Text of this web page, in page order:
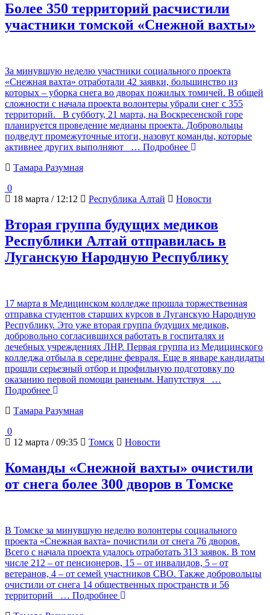
Более 350 территорий расчистили
участники томской «Снежной вахты»
За минувшую неделю участники социального проекта
«Снежная вахта» отработали 42 заявки, большинство из
которых – уборка снега во дворах пожилых томичей. В общей
сложности с начала проекта волонтеры убрали снег с 355
территорий. В субботу, 21 марта, на Воскресенской горе
планируется проведение медианы проекта. Добровольцы
подведут промежуточные итоги, назовут команды, которые
активнее других выполняют
… Подробнее
Тамара Разумная
0
18 марта / 12:12
Республика Алтай Новости
Вторая группа будущих медиков
Республики Алтай отправилась в
Луганскую Народную Республику
17 марта в Медицинском колледже прошла торжественная
отправка студентов старших курсов в Луганскую Народную
Республику. Это уже вторая группа будущих медиков,
добровольно согласившихся работать в госпиталях и
лечебных учреждениях ЛНР. Первая группа из Медицинского
колледжа отбыла в середине февраля. Еще в январе кандидаты
прошли серьезный отбор и профильную подготовку по
оказанию первой помощи раненым. Напутствуя
…
Подробнее
Тамара Разумная
0
12 марта / 09:35
Томск Новости
Команды «Снежной вахты» очистили
от снега более 300 дворов в Томске
В Томске за минувшую неделю волонтеры социального
проекта «Снежная вахта» почистили от снега 76 дворов.
Всего с начала проекта удалось отработать 313 заявок. В том
числе 212 – от пенсионеров, 15 – от инвалидов, 5 – от
ветеранов, 4 – от семей участников СВО. Также добровольцы
очистили от снега 14 общественных пространств и 56
территорий
… Подробнее